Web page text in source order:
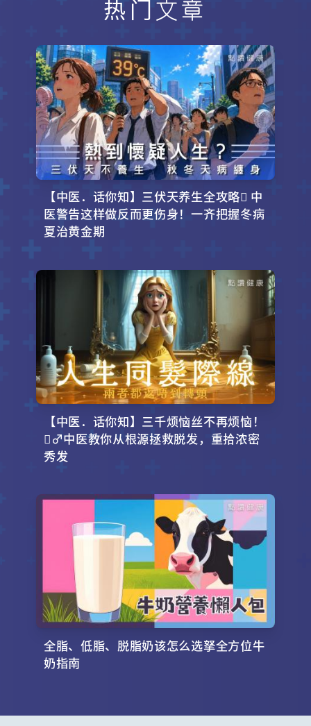
热门文章
【中医．话你知】三伏天养生全攻略 中
医警告这样做反而更伤身！一齐把握冬病
夏治黄金期
【中医．话你知】三千烦恼丝不再烦恼！
‍♂️中医教你从根源拯救脱发，重拾浓密
秀发
全脂、低脂、脱脂奶该怎么选拏全方位牛
奶指南